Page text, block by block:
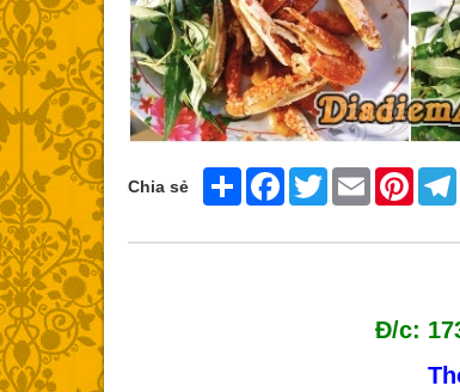
Chia sẻ Share FacebookTwitter Email
Đ/c: